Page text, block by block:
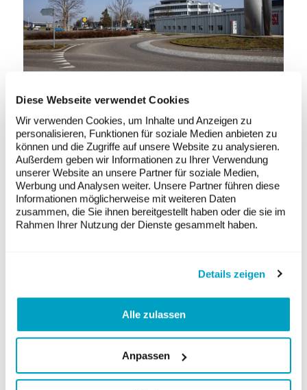
Diese Webseite verwendet Cookies
Wir verwenden Cookies, um Inhalte und Anzeigen zu
personalisieren, Funktionen für soziale Medien anbieten zu
können und die Zugriffe auf unsere Website zu analysieren.
Außerdem geben wir Informationen zu Ihrer Verwendung
unserer Website an unsere Partner für soziale Medien,
Werbung und Analysen weiter. Unsere Partner führen diese
Informationen möglicherweise mit weiteren Daten
zusammen, die Sie ihnen bereitgestellt haben oder die sie im
Rahmen Ihrer Nutzung der Dienste gesammelt haben.
Details zeigen
Alle zulassen
Anpassen
Fotomontage Standort 7, SFS Kreisel,
2'765'692 / 1'254'012 Nabenhöhe 148 m,
Gesamthöhe 223 m, Distanz zur Anlage 600
m. Bild: SFS
Windstrom für die Industrie
In derGemeinde Au-Heerbrugg plant der
Industriekonzern SFS auf seinem
den Bau einer Windanlage vor, die jährlich
produzieren und diesen direkt ins
Firmennetz eingespiesen würde. Die
Realisierung des Projektshätte für die
Schweiz Signalwirkung, weil es die erste
Windanlage wäre, die von der Industrie